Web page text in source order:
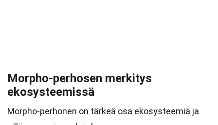
Morpho-perhosen merkitys
ekosysteemissä
Morpho-perhonen on tärkeä osa ekosysteemiä ja